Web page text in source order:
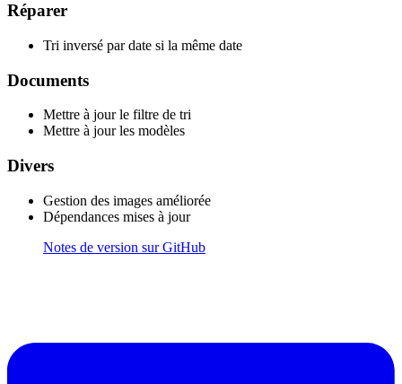
Réparer
Tri inversé par date si la même date
Documents
Mettre à jour le filtre de tri
Mettre à jour les modèles
Divers
Gestion des images améliorée
Dépendances mises à jour
Notes de version sur GitHub